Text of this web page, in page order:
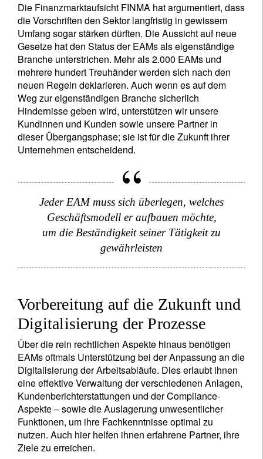
Die Finanzmarktaufsicht FINMA hat argumentiert, dass
die Vorschriften den Sektor langfristig in gewissem
Umfang sogar stärken dürften. Die Aussicht auf neue
Gesetze hat den Status der EAMs als eigenständige
Branche unterstrichen. Mehr als 2.000 EAMs und
mehrere hundert Treuhänder werden sich nach den
neuen Regeln deklarieren. Auch wenn es auf dem
Weg zur eigenständigen Branche sicherlich
Hindernisse geben wird, unterstützen wir unsere
Kundinnen und Kunden sowie unsere Partner in
dieser Übergangsphase; sie ist für die Zukunft ihrer
Unternehmen entscheidend.
Jeder EAM muss sich überlegen, welches
Geschäftsmodell er aufbauen möchte,
um die Beständigkeit seiner Tätigkeit zu
gewährleisten
Vorbereitung auf die Zukunft und
Digitalisierung der Prozesse
Über die rein rechtlichen Aspekte hinaus benötigen
EAMs oftmals Unterstützung bei der Anpassung an die
Digitalisierung der Arbeitsabläufe. Dies erlaubt ihnen
eine effektive Verwaltung der verschiedenen Anlagen,
Kundenberichterstattungen und der Compliance-
Aspekte – sowie die Auslagerung unwesentlicher
Funktionen, um ihre Fachkenntnisse optimal zu
nutzen. Auch hier helfen ihnen erfahrene Partner, ihre
Ziele zu erreichen.